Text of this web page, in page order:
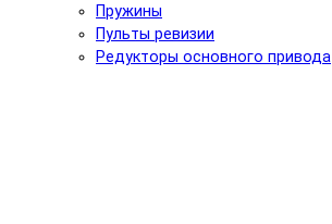
Пружины
Пульты ревизии
Редукторы основного привода